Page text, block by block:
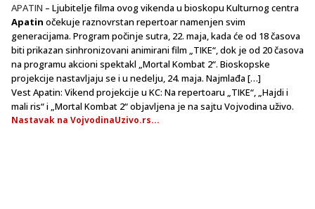
APATIN – Ljubitelje filma ovog vikenda u bioskopu Kulturnog centra
Apatin očekuje raznovrstan repertoar namenjen svim
generacijama. Program počinje sutra, 22. maja, kada će od 18 časova
biti prikazan sinhronizovani animirani film „TIKE“, dok je od 20 časova
na programu akcioni spektakl „Mortal Kombat 2“. Bioskopske
projekcije nastavljaju se i u nedelju, 24. maja. Najmlađa […]
Vest Apatin: Vikend projekcije u KC: Na repertoaru „TIKE“, „Hajdi i
mali ris“ i „Mortal Kombat 2“ objavljena je na sajtu Vojvodina uživo.
Nastavak na VojvodinaUzivo.rs...